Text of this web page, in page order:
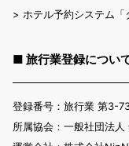
> ホテル予約システム「
■ 旅行業登録につい
登録番号：旅行業 第3-
所属協会：一般社団法